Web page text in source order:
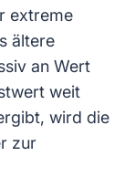
extreme
ältere
an Wert
weit
wird die
zur